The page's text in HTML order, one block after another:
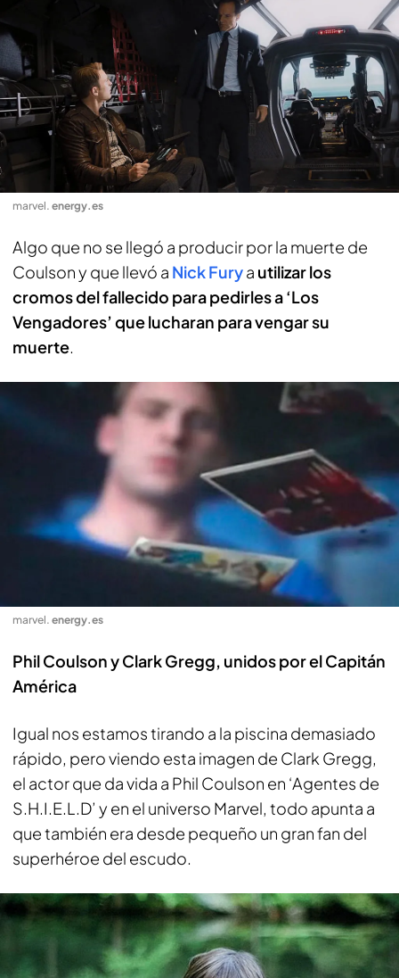
marvel. energy.es
Algo que no se llegó a producir por la muerte de
Coulson y que llevó a Nick Furya utilizar los
cromos del fallecido para pedirles a ‘Los
Vengadores’ que lucharan para vengar su
muerte.
marvel. energy.es
Phil Coulson y Clark Gregg, unidos por el Capitán
América
Igual nos estamos tirando a la piscina demasiado
rápido, pero viendo esta imagen de Clark Gregg,
el actor que da vida a Phil Coulson en ‘Agentes de
S.H.I.E.L.D’ y en el universo Marvel, todo apunta a
que también era desde pequeño un gran fan del
superhéroe del escudo.